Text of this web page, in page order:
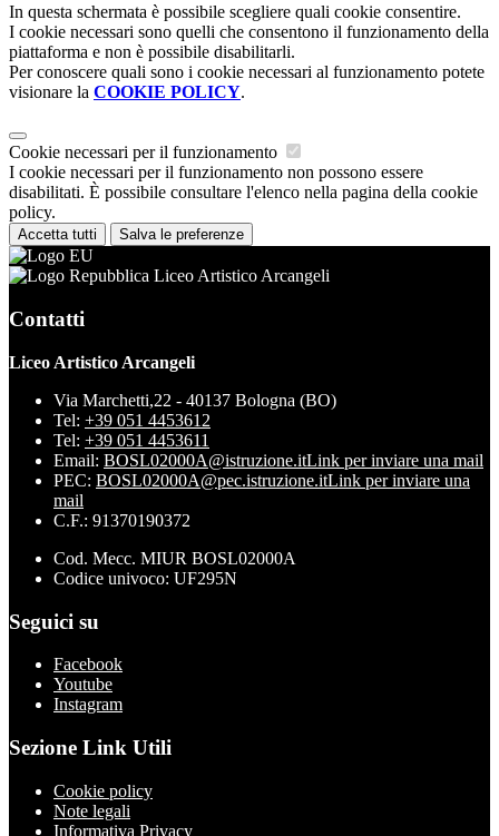
In questa schermata è possibile scegliere quali cookie consentire.
I cookie necessari sono quelli che consentono il funzionamento della
piattaforma e non è possibile disabilitarli.
Per conoscere quali sono i cookie necessari al funzionamento potete
visionare la COOKIE POLICY.
Cookie necessari per il funzionamento
I cookie necessari per il funzionamento non possono essere
disabilitati. È possibile consultare l'elenco nella pagina della cookie
policy.
Accetta tutti Salva le preferenze
Liceo Artistico Arcangeli
Contatti
Liceo Artistico Arcangeli
Via Marchetti,22 - 40137 Bologna (BO)
Tel: +39 051 4453612
Tel: +39 051 4453611
Email: BOSL02000A@istruzione.itLink per inviare una mail
PEC: BOSL02000A@pec.istruzione.itLink per inviare una
mail
C.F.: 91370190372
Cod. Mecc. MIUR BOSL02000A
Codice univoco: UF295N
Seguici su
Facebook
Youtube
Instagram
Sezione Link Utili
Cookie policy
Note legali
Informativa Privacy